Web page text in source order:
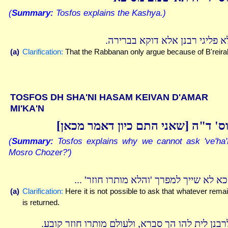
(Summary: Tosfos explains the Kashya.)
פליגי רבנן אלא דוקא בברירה.
(a) Clarification: That the Rabbanan only argue because of
TOSFOS DH SHA'NI HASAM KEIVAN D'AMAR
MI'KA'N
ד"ה [שאני התם כיון דאמר מכאן]
(Summary: Tosfos explains why we cannot ask
Mosro Chozer?')
לא שייך למפרך 'והלא מותרו חוזר' ...
(a) Clarification: Here it is not possible to ask that whatever
is returned.
לית להו הך סברא, ולעולם מותרו חוזר קובע.